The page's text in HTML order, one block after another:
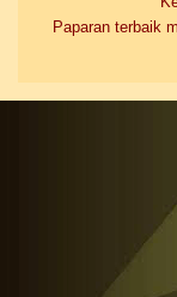
Paparan terbaik